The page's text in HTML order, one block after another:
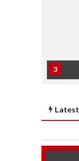
3
Latest